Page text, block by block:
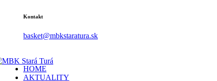
Kontakt
basket@mbkstaratura.sk
HOME
AKTUALITY